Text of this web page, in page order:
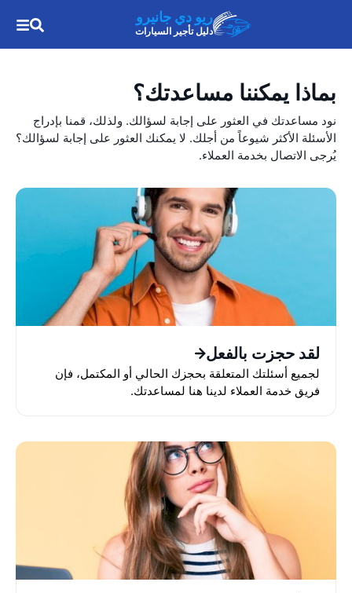
ريو دي جانيرو
دليل تأجير السيارات
بماذا يمكننا مساعدتك؟
نود مساعدتك في العثور على إجابة لسؤالك. ولذلك، قمنا بإدراج
الأسئلة الأكثر شيوعاً من أجلك. لا يمكنك العثور على إجابة لسؤالك؟
يُرجى الاتصال بخدمة العملاء.
لقد حجزت بالفعل
لجميع أسئلتك المتعلقة بحجزك الحالي أو المكتمل، فإن
فريق خدمة العملاء لدينا هنا لمساعدتك.